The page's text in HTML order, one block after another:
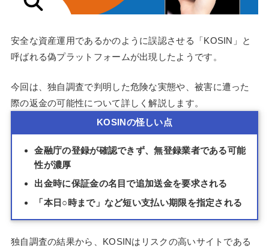
安全な資産運用であるかのように誤認させる「KOSIN」と
呼ばれる偽プラットフォームが出現したようです。
今回は、独自調査で判明した危険な実態や、被害に遭った
際の返金の可能性について詳しく解説します。
KOSINの怪しい点
金融庁の登録が確認できず、無登録業者である可能
性が濃厚
出金時に保証金の名目で追加送金を要求される
「本日○時まで」など短い支払い期限を指定される
独自調査の結果から、KOSINはリスクの高いサイトである